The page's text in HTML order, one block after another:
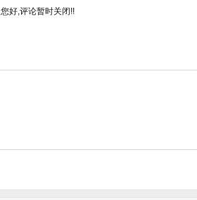
您好,评论暂时关闭!!